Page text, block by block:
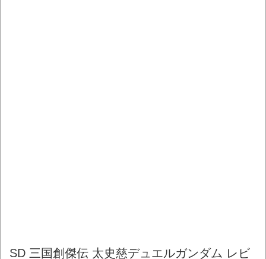
SD 三国創傑伝 太史慈デュエルガンダム レビ